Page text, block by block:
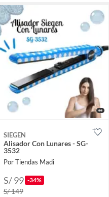
SIEGEN
Alisador Con Lunares - SG-
3532
Por Tiendas Madi
S/ 99 -34%
S/ 149